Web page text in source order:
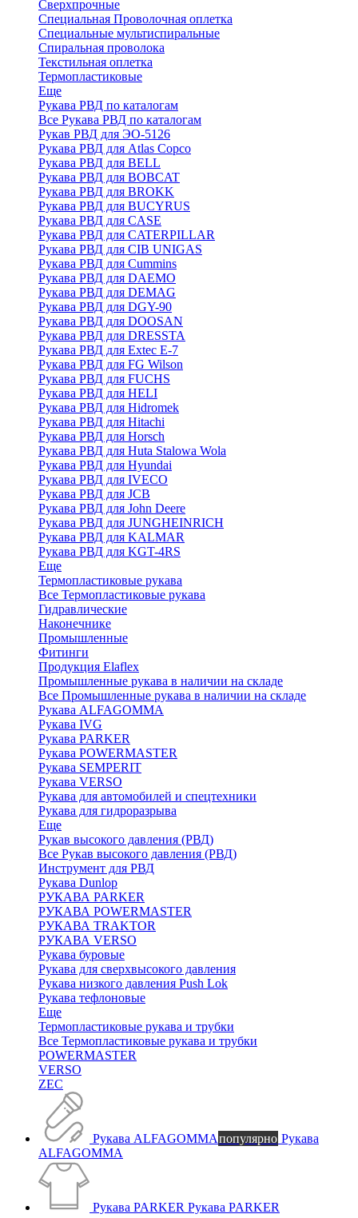
Сверхпрочные
Специальная Проволочная оплетка
Специальные мультиспиральные
Спиральная проволока
Текстильная оплетка
Термопластиковые
Еще
Рукава РВД по каталогам
Все Рукава РВД по каталогам
Рукав РВД для ЭО-5126
Рукава РВД для Atlas Copco
Рукава РВД для BELL
Рукава РВД для BOBCAT
Рукава РВД для BROKK
Рукава РВД для BUCYRUS
Рукава РВД для CASE
Рукава РВД для CATERPILLAR
Рукава РВД для CIB UNIGAS
Рукава РВД для Cummins
Рукава РВД для DAEMO
Рукава РВД для DEMAG
Рукава РВД для DGY-90
Рукава РВД для DOOSAN
Рукава РВД для DRESSTA
Рукава РВД для Extec E-7
Рукава РВД для FG Wilson
Рукава РВД для FUCHS
Рукава РВД для HELI
Рукава РВД для Hidromek
Рукава РВД для Hitachi
Рукава РВД для Horsch
Рукава РВД для Huta Stalowa Wola
Рукава РВД для Hyundai
Рукава РВД для IVECO
Рукава РВД для JCB
Рукава РВД для John Deere
Рукава РВД для JUNGHEINRICH
Рукава РВД для KALMAR
Рукава РВД для KGT-4RS
Еще
Термопластиковые рукава
Все Термопластиковые рукава
Гидравлические
Наконечнике
Промышленные
Фитинги
Продукция Elaflex
Промышленные рукава в наличии на складе
Все Промышленные рукава в наличии на складе
Рукава ALFAGOMMA
Рукава IVG
Рукава PARKER
Рукава POWERMASTER
Рукава SEMPERIT
Рукава VERSO
Рукава для автомобилей и спецтехники
Рукава для гидроразрыва
Еще
Рукав высокого давления (РВД)
Все Рукав высокого давления (РВД)
Инструмент для РВД
Рукава Dunlop
РУКАВА PARKER
РУКАВА POWERMASTER
РУКАВА TRAKTOR
РУКАВА VERSO
Рукава буровые
Рукава для сверхвысокого давления
Рукава низкого давления Push Lok
Рукава тефлоновые
Еще
Термопластиковые рукава и трубки
Все Термопластиковые рукава и трубки
POWERMASTER
VERSO
ZEC
Рукава ALFAGOMMAпопулярно Рукава
ALFAGOMMA
Рукава PARKER Рукава PARKER